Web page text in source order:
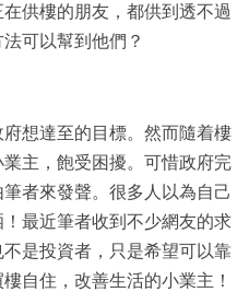
供樓的朋友，都供到透不過
可以幫到他們？
想達至的目標。然而隨着樓
主，飽受困擾。可惜政府完
者來發聲。很多人以為自己
最近筆者收到不少網友的求
是投資者，只是希望可以靠
樓自住，改善生活的小業主！